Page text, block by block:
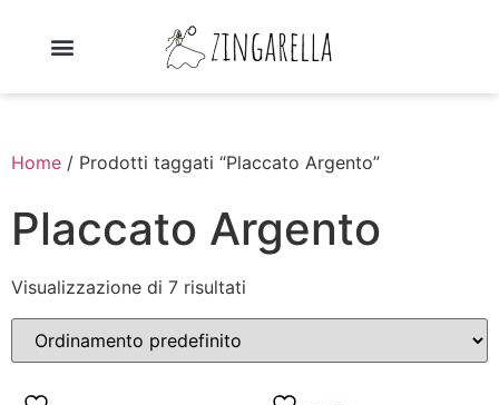
Home / Prodotti taggati “Placcato Argento”
Placcato Argento
Visualizzazione di 7 risultati